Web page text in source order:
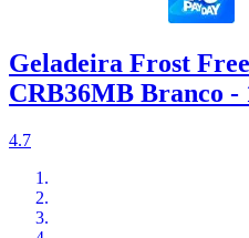
Geladeira Frost
CRB36MB Branco -
4.7